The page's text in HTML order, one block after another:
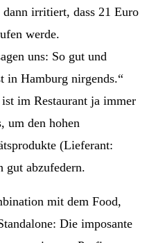
irritiert, dass 21 Euro
werde.
uns: So gut und
in Hamburg nirgends.“
im Restaurant ja immer
um den hohen
(Lieferant:
gut abzufedern.
mit dem Food,
Die imposante